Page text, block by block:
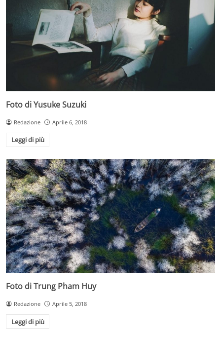
Foto di Yusuke Suzuki
Redazione Aprile 6, 2018
Leggi di più
Foto di Trung Pham Huy
Redazione Aprile 5, 2018
Leggi di più